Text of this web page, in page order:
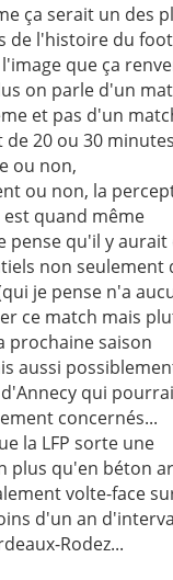
ça serait un des
de l'histoire du
que ça
on parle d'un
et pas d'un
20 ou 30
ou non,
ou non, la
quand même
pense qu'il y aurait
non seulement
je pense n'a
ce match mais
prochaine saison
aussi
qui
concernés...
la LFP sorte une
plus qu'en béton
volte-face
d'un an
Rodez...